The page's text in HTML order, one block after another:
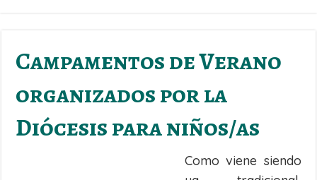
Campamentos de Verano
organizados por la
Diócesis para niños/as
Como viene siendo